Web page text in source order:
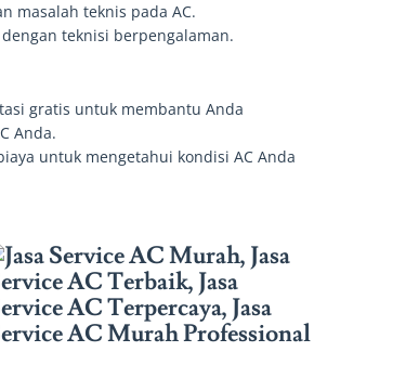
masalah teknis pada AC.
teknisi berpengalaman.
gratis untuk membantu Anda
Anda.
untuk mengetahui kondisi AC Anda